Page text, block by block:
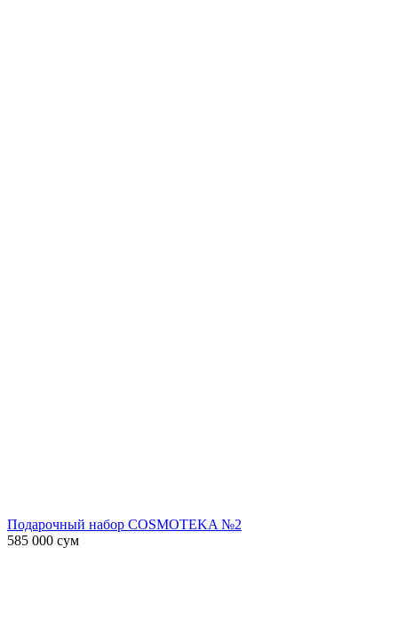
Подарочный набор COSMOTEKA №2
585 000 сум